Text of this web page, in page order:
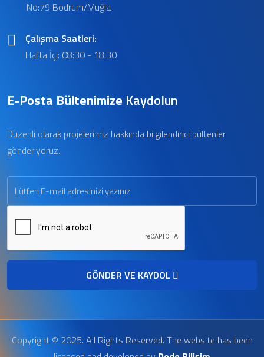
No:79 Bodrum/Muğla
Çalışma Saatleri:
Hafta İçi: 08:30 - 18:30
E-Posta Bültenimize Kaydolun
Düzenli olarak projelerimiz hakkında bilgilendirici bültenler
gönderiyoruz.
GÖNDER VE KAYDOL
Copyright © 2025. All Rights Reserved. The website has been